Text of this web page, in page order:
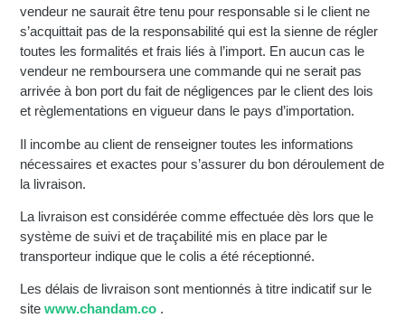
vendeur ne saurait être tenu pour responsable si le client ne
s’acquittait pas de la responsabilité qui est la sienne de régler
toutes les formalités et frais liés à l’import. En aucun cas le
vendeur ne remboursera une commande qui ne serait pas
arrivée à bon port du fait de négligences par le client des lois
et règlementations en vigueur dans le pays d’importation.
Il incombe au client de renseigner toutes les informations
nécessaires et exactes pour s’assurer du bon déroulement de
la livraison.
La livraison est considérée comme effectuée dès lors que le
système de suivi et de traçabilité mis en place par le
transporteur indique que le colis a été réceptionné.
Les délais de livraison sont mentionnés à titre indicatif sur le
sitewww.chandam.co .